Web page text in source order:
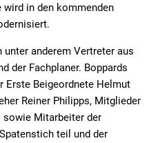
wird in den kommenden
anderem Vertreter aus
der Fachplaner. Boppards
Erste Beigeordnete Helmut
Reiner Philipps, Mitglieder
sowie Mitarbeiter der
teil und der